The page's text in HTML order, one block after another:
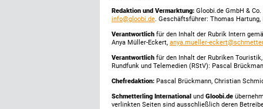
Redaktion und Vermarktung: Gloobi.de GmbH &
info@gloobi.de. Geschäftsführer: Thomas
Verantwortlich für den Inhalt der Rubrik Intern
Anya Müller-Eckert, anya.mueller-
Verantwortlich für den Inhalt der Rubriken
Rundfunk und Telemedien (RStV): Pascal
Chefredaktion: Pascal Brückmann, Christian
Schmetterling International und Gloobi.de
verlinkten Seiten sind ausschließlich deren